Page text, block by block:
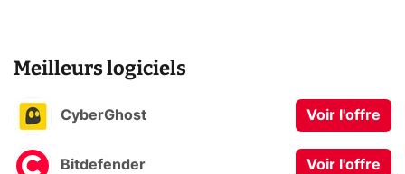
Meilleurs logiciels
CyberGhost Voir l'offre
Bitdefender Voir l'offre